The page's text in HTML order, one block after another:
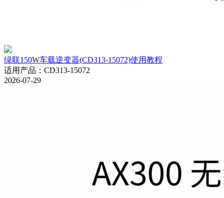
绿联150W车载逆变器(CD313-15072)使用教程
适用产品 ： CD313-15072
2026-07-29